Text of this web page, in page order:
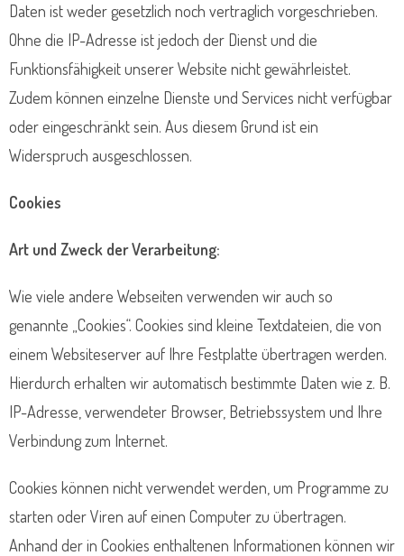
Daten ist weder gesetzlich noch vertraglich vorgeschrieben.
Ohne die IP-Adresse ist jedoch der Dienst und die
Funktionsfähigkeit unserer Website nicht gewährleistet.
Zudem können einzelne Dienste und Services nicht verfügbar
oder eingeschränkt sein. Aus diesem Grund ist ein
Widerspruch ausgeschlossen.
Cookies
Art und Zweck der Verarbeitung:
Wie viele andere Webseiten verwenden wir auch so
genannte „Cookies“. Cookies sind kleine Textdateien, die von
einem Websiteserver auf Ihre Festplatte übertragen werden.
Hierdurch erhalten wir automatisch bestimmte Daten wie z. B.
IP-Adresse, verwendeter Browser, Betriebssystem und Ihre
Verbindung zum Internet.
Cookies können nicht verwendet werden, um Programme zu
starten oder Viren auf einen Computer zu übertragen.
Anhand der in Cookies enthaltenen Informationen können wir